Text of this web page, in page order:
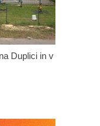
Duplici in v